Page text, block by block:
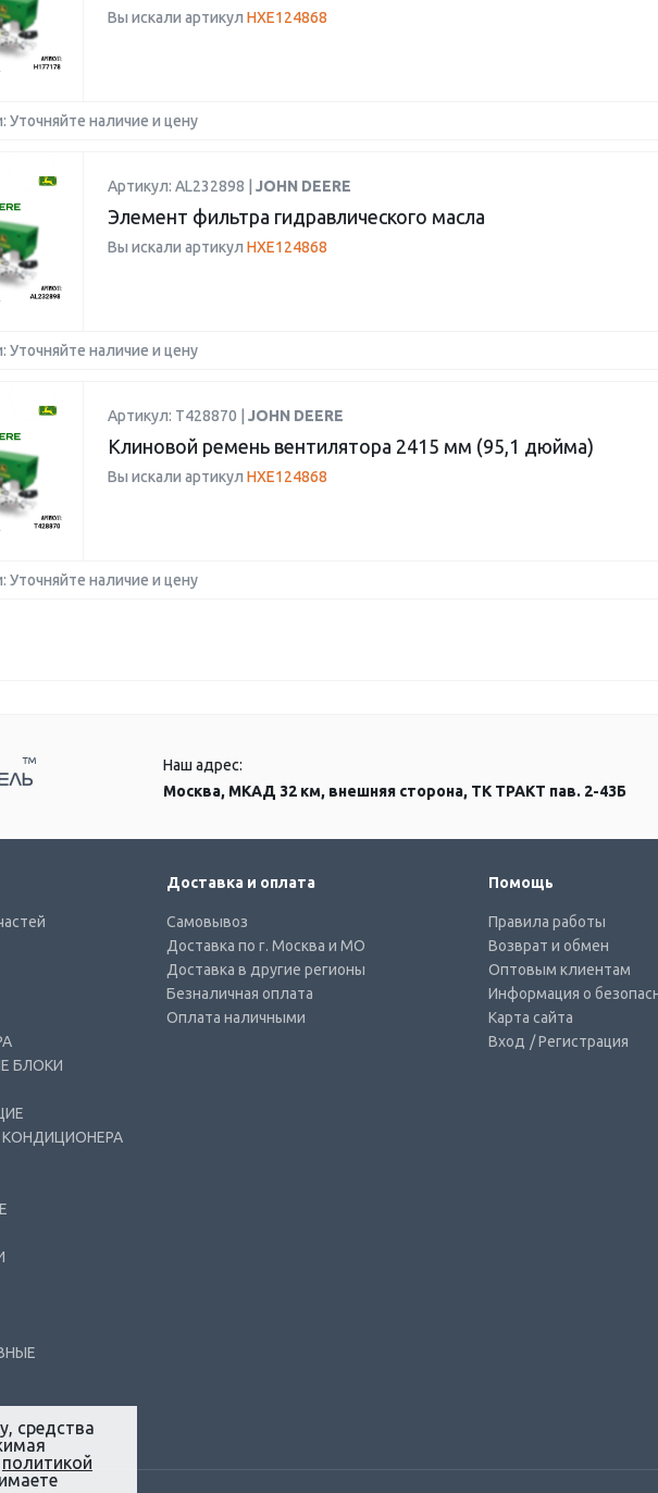
Вы искали артикул HXE124868
Уточняйте наличие и цену
Артикул: AL232898 | JOHN DEERE
Элемент фильтра гидравлического масла
Вы искали артикул HXE124868
Уточняйте наличие и цену
Артикул: T428870 | JOHN DEERE
Клиновой ремень вентилятора 2415 мм (95,1 дюйма)
Вы искали артикул HXE124868
Уточняйте наличие и цену
Наш адрес:
Москва, МКАД 32 км, внешняя сторона, ТК ТРАКТ пав. 2-43Б
БЛОКИ
Доставка и оплата
Самовывоз
Доставка по г. Москва и МО
Доставка в другие регионы
Безналичная оплата
Оплата наличными
Помощь
Правила работы
Возврат и обмен
Оптовым клиентам
Информация о
Карта сайта
Вход / Регистрация
средства
политикой